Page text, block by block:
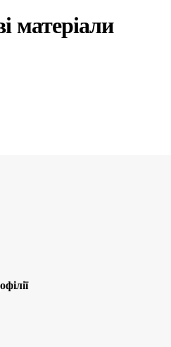
матеріали